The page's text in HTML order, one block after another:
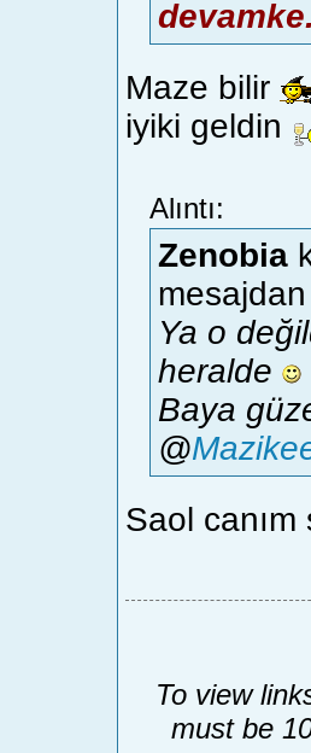
Maze bilir
iyiki geldin
Alıntı:
Zenobia
mesajdan
Ya o
heralde
Baya
@
Saol
To view
must be